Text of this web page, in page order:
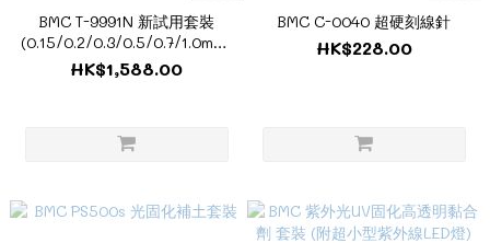
BMC T-9991N 新試用套裝
(0.15/0.2/0.3/0.5/0.7/1.0mm/
刀柄/刻線膠帶)
HK$1,588.00
BMC C-0040 超硬刻線針
HK$228.00